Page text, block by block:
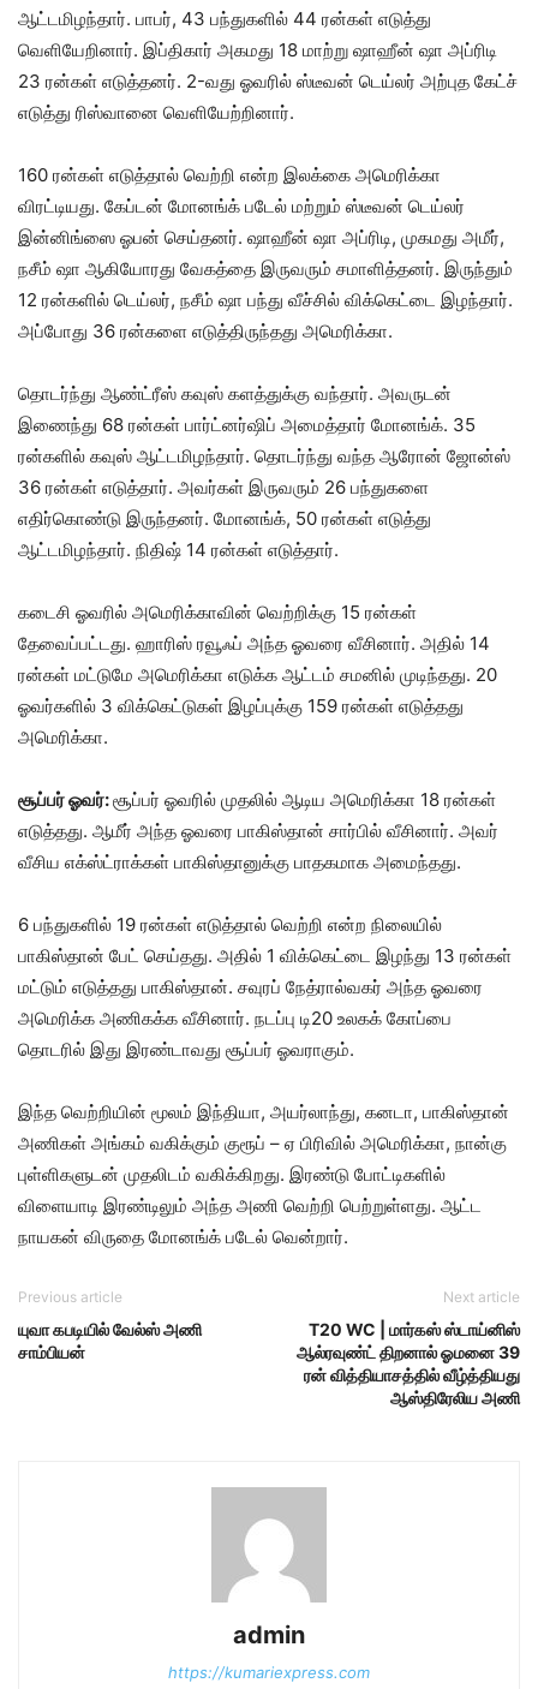
ஆட்டமிழந்தார். பாபர், 43 பந்துகளில் 44 ரன்கள் எடுத்து
வெளியேறினார். இப்திகார் அகமது 18 மாற்று ஷாஹீன் ஷா அப்ரிடி
23 ரன்கள் எடுத்தனர். 2-வது ஓவரில் ஸ்டீவன் டெய்லர் அற்புத கேட்ச்
எடுத்து ரிஸ்வானை வெளியேற்றினார்.
160 ரன்கள் எடுத்தால் வெற்றி என்ற இலக்கை அமெரிக்கா
விரட்டியது. கேப்டன் மோனங்க் படேல் மற்றும் ஸ்டீவன் டெய்லர்
இன்னிங்ஸை ஓபன் செய்தனர். ஷாஹீன் ஷா அப்ரிடி, முகமது அமீர்,
நசீம் ஷா ஆகியோரது வேகத்தை இருவரும் சமாளித்தனர். இருந்தும்
12 ரன்களில் டெய்லர், நசீம் ஷா பந்து வீச்சில் விக்கெட்டை இழந்தார்.
அப்போது 36 ரன்களை எடுத்திருந்தது அமெரிக்கா.
தொடர்ந்து ஆண்ட்ரீஸ் கவுஸ் களத்துக்கு வந்தார். அவருடன்
இணைந்து 68 ரன்கள் பார்ட்னர்ஷிப் அமைத்தார் மோனங்க். 35
ரன்களில் கவுஸ் ஆட்டமிழந்தார். தொடர்ந்து வந்த ஆரோன் ஜோன்ஸ்
36 ரன்கள் எடுத்தார். அவர்கள் இருவரும் 26 பந்துகளை
எதிர்கொண்டு இருந்தனர். மோனங்க், 50 ரன்கள் எடுத்து
ஆட்டமிழந்தார். நிதிஷ் 14 ரன்கள் எடுத்தார்.
கடைசி ஓவரில் அமெரிக்காவின் வெற்றிக்கு 15 ரன்கள்
தேவைப்பட்டது. ஹாரிஸ் ரவூஃப் அந்த ஓவரை வீசினார். அதில் 14
ரன்கள் மட்டுமே அமெரிக்கா எடுக்க ஆட்டம் சமனில் முடிந்தது. 20
ஓவர்களில் 3 விக்கெட்டுகள் இழப்புக்கு 159 ரன்கள் எடுத்தது
அமெரிக்கா.
சூப்பர் ஓவர்:சூப்பர் ஓவரில் முதலில் ஆடிய அமெரிக்கா 18 ரன்கள்
எடுத்தது. ஆமீர் அந்த ஓவரை பாகிஸ்தான் சார்பில் வீசினார். அவர்
வீசிய எக்ஸ்ட்ராக்கள் பாகிஸ்தானுக்கு பாதகமாக அமைந்தது.
6 பந்துகளில் 19 ரன்கள் எடுத்தால் வெற்றி என்ற நிலையில்
பாகிஸ்தான் பேட் செய்தது. அதில் 1 விக்கெட்டை இழந்து 13 ரன்கள்
மட்டும் எடுத்தது பாகிஸ்தான். சவுரப் நேத்ரால்வகர் அந்த ஓவரை
அமெரிக்க அணிகக்க வீசினார். நடப்பு டி20 உலகக் கோப்பை
தொடரில் இது இரண்டாவது சூப்பர் ஓவராகும்.
இந்த வெற்றியின் மூலம் இந்தியா, அயர்லாந்து, கனடா, பாகிஸ்தான்
அணிகள் அங்கம் வகிக்கும் குரூப் – ஏ பிரிவில் அமெரிக்கா, நான்கு
புள்ளிகளுடன் முதலிடம் வகிக்கிறது. இரண்டு போட்டிகளில்
விளையாடி இரண்டிலும் அந்த அணி வெற்றி பெற்றுள்ளது. ஆட்ட
நாயகன் விருதை மோனங்க் படேல் வென்றார்.
Previous article
யுவா கபடியில் வேல்ஸ் அணி
சாம்பியன்
Next article
T20 WC | மார்கஸ் ஸ்டாய்னிஸ்
ஆல்ரவுண்ட் திறனால் ஓமனை 39
ரன் வித்தியாசத்தில் வீழ்த்தியது
ஆஸ்திரேலிய அணி
admin
https://kumariexpress.com